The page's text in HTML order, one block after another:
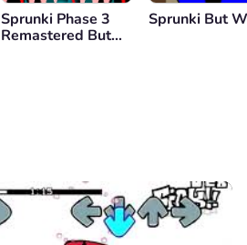
Sprunki Phase 3
Remastered But
Sprunki But